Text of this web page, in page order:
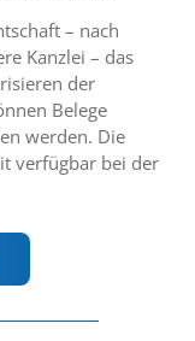
– nach
Kanzlei – das
der
Belege
werden. Die
verfügbar bei der